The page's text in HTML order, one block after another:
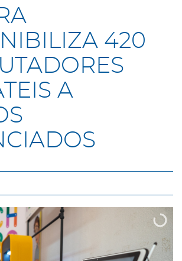
420
A